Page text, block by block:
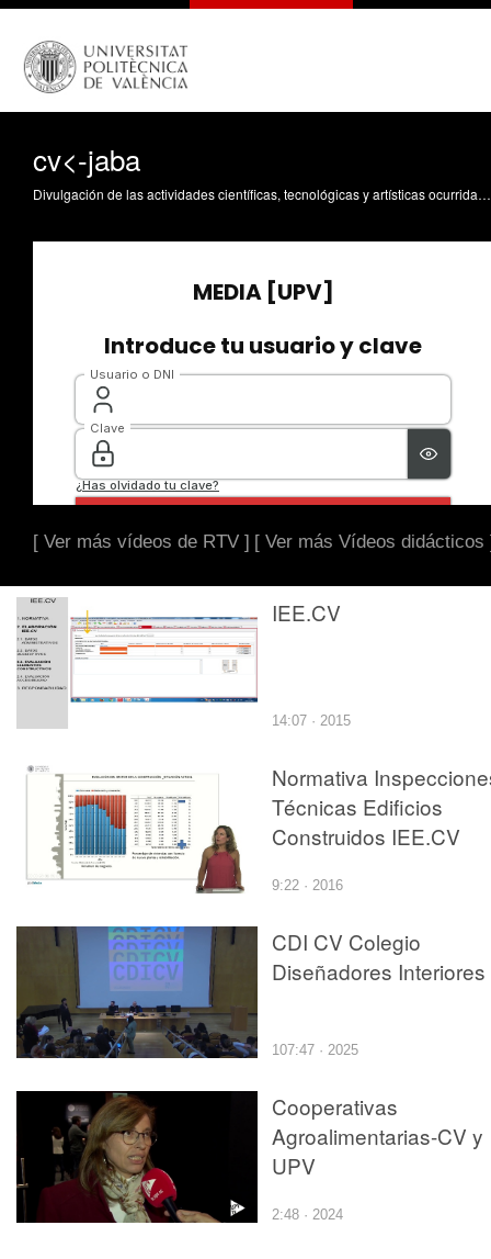
cv<-jaba
Divulgación de las actividades científicas, tecnológicas y artísticas ocurridas en los tres campus de la UPV
[ Ver más vídeos de RTV ] [ Ver más Vídeos didácticos
IEE.CV
14:07 · 2015
Normativa
Técnicas Edificios
Construidos IEE.CV
9:22 · 2016
CDI CV Colegio
Diseñadores Interiores
107:47 · 2025
Cooperativas
Agroalimentarias-CV y
UPV
2:48 · 2024